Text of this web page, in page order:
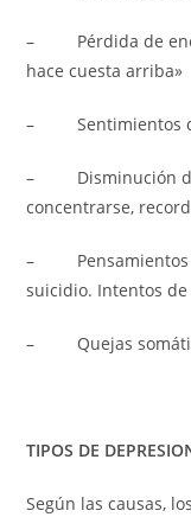
– Pérdida de
hace cuesta arriba»
– Sentimientos
– Disminución de
concentrarse,
– Pensamientos
suicidio. Intentos
– Quejas
TIPOS DE
Según las causas,